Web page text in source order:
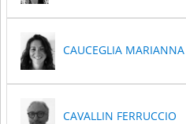
CAUCEGLIA MARIANNA
CAVALLIN FERRUCCIO